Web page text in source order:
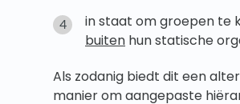
in staat om groepen te
buiten hun statische
Als zodanig biedt dit een
manier om aangepaste